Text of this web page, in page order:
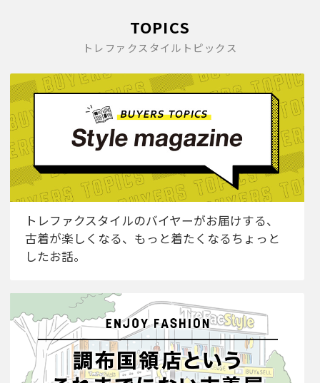
TOPICS
トレファクスタイルトピックス
トレファクスタイルのバイヤーがお届けする、
古着が楽しくなる、もっと着たくなるちょっと
したお話。